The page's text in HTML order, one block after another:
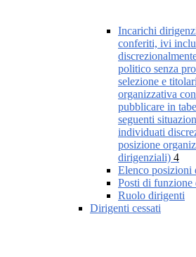
Incarichi
conferiti, ivi
politico senza
selezione e
organizzativa
pubblicare in
seguenti
individuati
posizione
dirigenziali) 4
Elenco posizioni
Posti di
Ruolo dirigenti
Dirigenti cessati